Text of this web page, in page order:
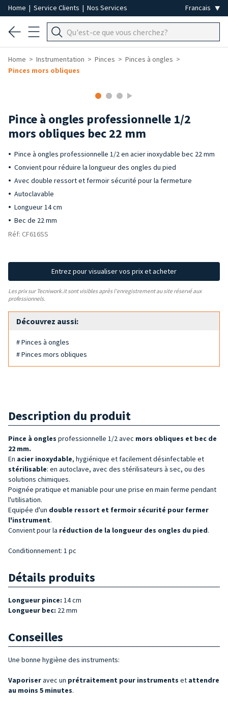
Home | Service Clients | Nos Services
Home Instrumentation Pinces
Pinces à ongles
Pinces mors obliques
Pince à ongles professionnelle 1/2
mors obliques bec 22 mm
Pince à ongles professionnelle 1/2 en acier inoxydable bec 22 mm
Convient pour réduire la longueur des ongles du pied
Avec double ressort et fermoir sécurité pour la fermeture
Autoclavable
Longueur 14 cm
Bec de 22 mm
Réf: CF616SS
Entrez pour visualiser vos prix et acheter
Les prix sur Tecniwork.it sont visibles après l'enregistrement au site réservé aux
professionnels.
Découvrez aussi:
# Pinces à ongles
# Pinces mors obliques
Description du produit
Pince à ongles professionnelle 1/2 avec mors obliques et bec de
22 mm.
En acier inoxydable, hygiénique et facilement désinfectable et
stérilisable: en autoclave, avec des stérilisateurs à sec, ou des
solutions chimiques.
Poignée pratique et maniable pour une prise en main ferme pendant
l'utilisation.
Equipée d'un double ressort et fermoir sécurité pour fermer
l'instrument.
Convient pour la réduction de la longueur des ongles du pied.
Conditionnement: 1 pc
Détails produits
Longueur pince: 14 cm
Longueur bec: 22 mm
Conseilles
Une bonne hygiène des instruments:
Vaporiseravec un prétraitement pour instruments et attendre
au moins 5 minutes.